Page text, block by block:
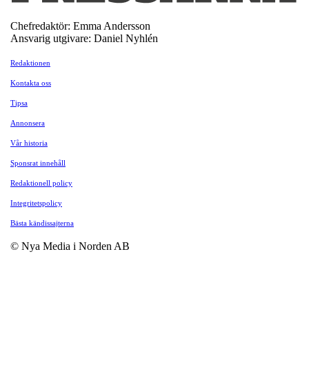
Chefredaktör: Emma Andersson
Ansvarig utgivare: Daniel Nyhlén
Redaktionen
Kontakta oss
Tipsa
Annonsera
Vår historia
Sponsrat innehåll
Redaktionell policy
Integritetspolicy
Bästa kändissajterna
© Nya Media i Norden AB